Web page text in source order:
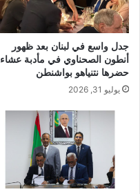
جدل واسع في لبنان بعد ظهور
أنطون الصحناوي في مأدبة عشاء
حضرها نتنياهو بواشنطن
يوليو 31, 2026